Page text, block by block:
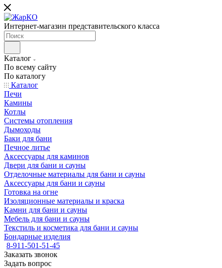
Интернет-магазин представительского класса
Каталог
По всему сайту
По каталогу
Каталог
Печи
Камины
Котлы
Системы отопления
Дымоходы
Баки для бани
Печное литье
Аксессуары для каминов
Двери для бани и сауны
Отделочные материалы для бани и сауны
Аксессуары для бани и сауны
Готовка на огне
Изоляционные материалы и краска
Камни для бани и сауны
Мебель для бани и сауны
Текстиль и косметика для бани и сауны
Бондарные изделия
8-911-501-51-45
Заказать звонок
Задать вопрос